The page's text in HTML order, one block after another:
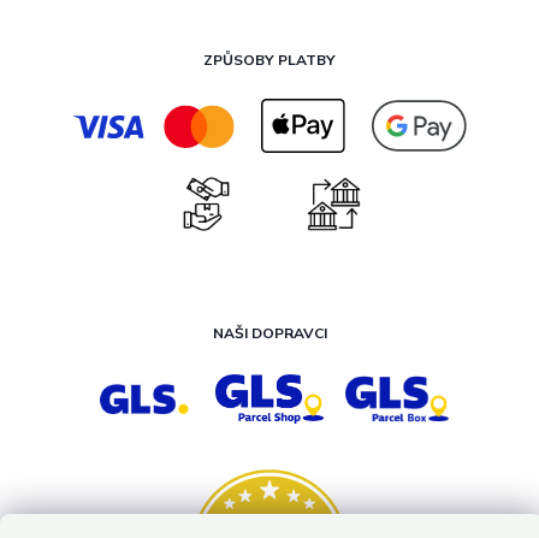
ZPŮSOBY PLATBY
NAŠI DOPRAVCI